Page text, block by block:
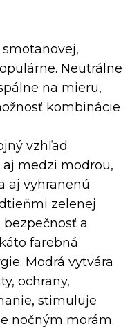
Neutrálne
na mieru,
kombinácie
vzhľad
medzi modrou,
aj vyhranenú
zelenej
a
farebná
Modrá vytvára
ochrany,
stimuluje
nočným morám.